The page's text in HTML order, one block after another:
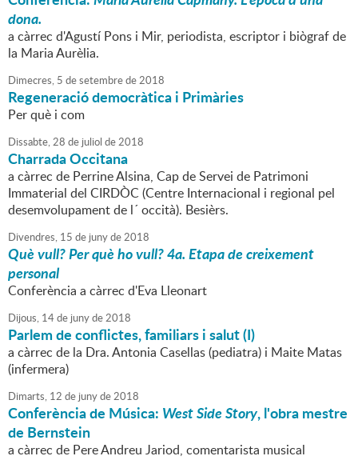
dona.
a càrrec d'Agustí Pons i Mir, periodista, escriptor i biògraf de
la Maria Aurèlia.
Dimecres, 5 desetembrede2018
Regeneració democràtica i Primàries
Per què i com
Dissabte,28 de juliol de2018
Charrada Occitana
a càrrec de Perrine Alsina, Cap de Servei de Patrimoni
Immaterial del CIRDÒC (Centre Internacional i regional pel
desemvolupament de l´ occità). Besièrs.
Divendres, 15 de junyde2018
Què vull? Per què ho vull? 4a. Etapa de creixement
personal
Conferència a càrrec d'Eva Lleonart
Dijous, 14de junyde2018
Parlem de conflictes, familiars i salut (I)
a càrrec de la Dra. Antonia Casellas (pediatra) i Maite Matas
(infermera)
Dimarts, 12 de junyde2018
Conferència de Música: West Side Story, l'obra mestre
de Bernstein
a càrrec de Pere Andreu Jariod, comentarista musical